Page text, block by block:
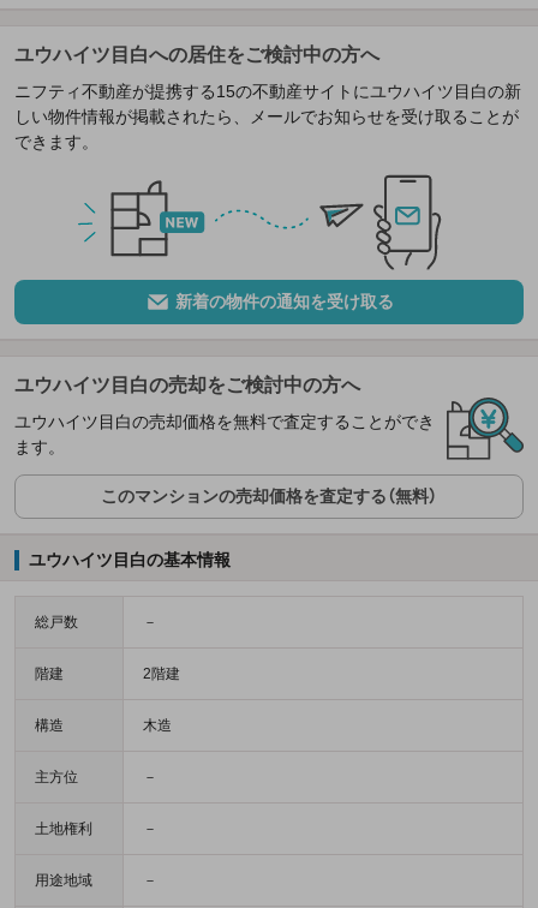
ユウハイツ目白への居住をご検討中の方へ
ニフティ不動産が提携する15の不動産サイトにユウハイツ目白の新
しい物件情報が掲載されたら、メールでお知らせを受け取ることが
できます。
新着の物件の通知を受け取る
ユウハイツ目白の売却をご検討中の方へ
ユウハイツ目白の売却価格を無料で査定することができ
ます。
このマンションの売却価格を査定する（無料）
ユウハイツ目白の基本情報
総戸数 －
階建 2階建
構造 木造
主方位 －
土地権利 －
用途地域 －